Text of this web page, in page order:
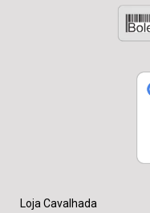
Loja Cavalhada